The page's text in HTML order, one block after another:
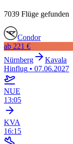
7039 Flüge gefunden
Condor
ab 221 €
Nürnberg
Kavala
Hinflug • 07.06.2027
NUE
13:05
KVA
16:15